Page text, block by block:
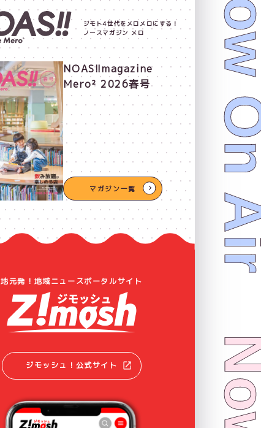
ジモト4世代をメロメロにする！
ノースマガジン メロ
NOAS!!magazine
Mero² 2026春号
マガジン一覧
地元発！地域ニュースポータルサイト
ジモッシュ！公式サイト